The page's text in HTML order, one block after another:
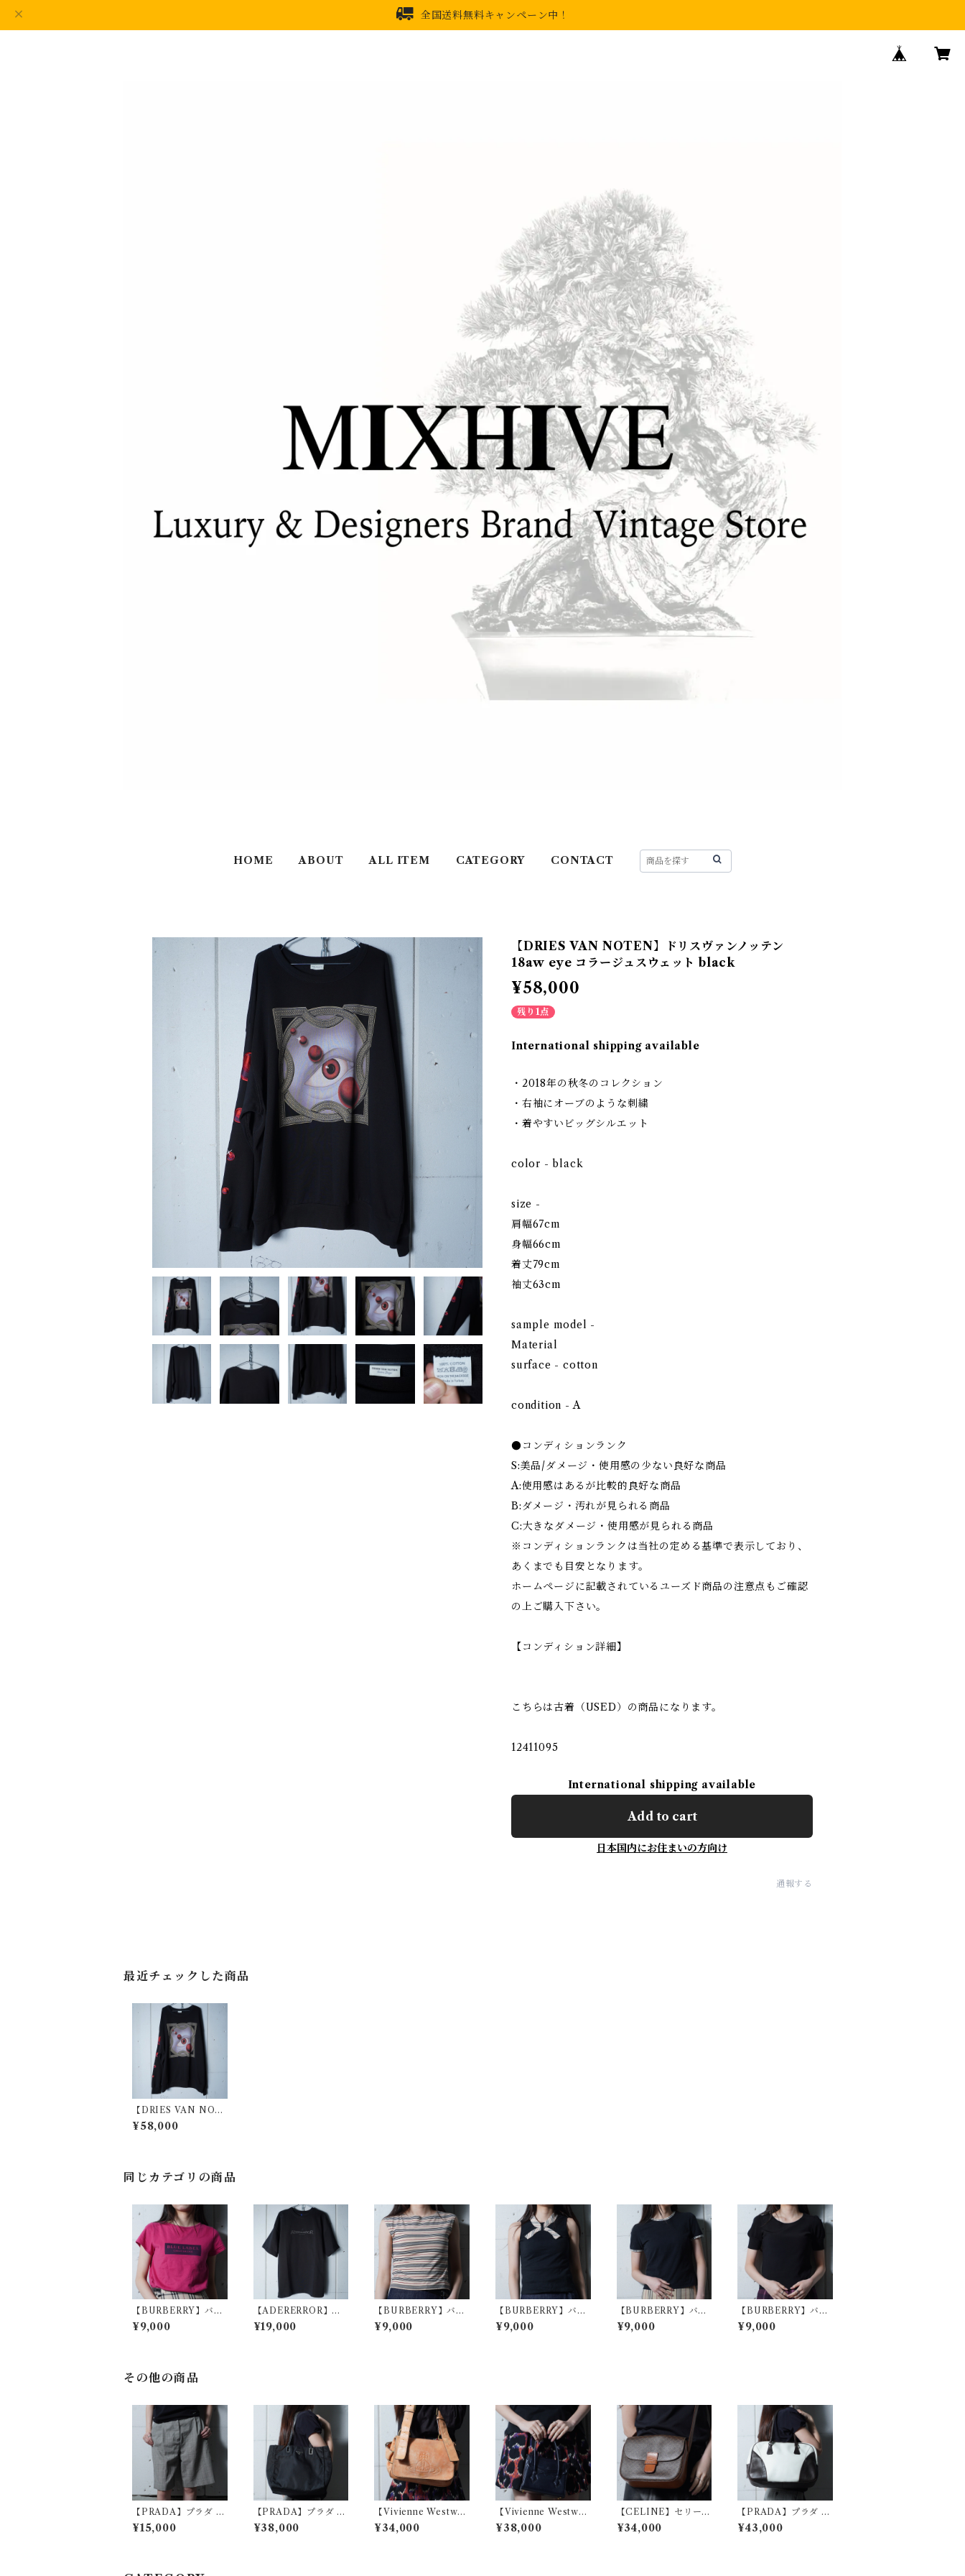
全国送料無料キャンペーン中！
HOME ABOUT ALL ITEM CATEGORY CONTACT
【DRIES VAN NOTEN】ドリスヴァンノッテン
18aw eye コラージュスウェット black
¥58,000
残り1点
International shipping available
・2018年の秋冬のコレクション
・右袖にオーブのような刺繍
・着やすいビッグシルエット
color - black
size -
肩幅67cm
身幅66cm
着丈79cm
袖丈63cm
sample model -
Material
surface - cotton
condition - A
●コンディションランク
S:美品/ダメージ・使用感の少ない良好な商品
A:使用感はあるが比較的良好な商品
B:ダメージ・汚れが見られる商品
C:大きなダメージ・使用感が見られる商品
※コンディションランクは当社の定める基準で表示しており、
あくまでも目安となります。
ホームページに記載されているユーズド商品の注意点もご確認
の上ご購入下さい。
【コンディション詳細】
こちらは古着（USED）の商品になります。
12411095
International shipping available
Add to cart
日本国内にお住まいの方向け
通報する
最近チェックした商品
【DRIES VAN NOT
EN】ドリスヴァンノ
ッテン 18aw eye コラ
¥58,000
同じカテゴリの商品
【BURBERRY】バー
バリー ボックスロゴプ
リント ショートスリー
¥9,000
【ADERERROR】ア
ーダーエラー 未使用品
ロゴ刺繍Tシャツ blac
¥19,000
【BURBERRY】バー
バリー マルチボーダー
ノースリーブカットソ
¥9,000
【BURBERRY】バー
バリー ノヴァチェック
リボンノースリーブカ
¥9,000
【BURBERRY】バー
バリー ノバチェックリ
ンガーTシャツ black
¥9,000
【BURBERRY】バー
バリー ホースロゴ刺繍
ショートスリーブニッ
¥9,000
その他の商品
【PRADA】プラダ グ
レンチェックタックハ
ーフパンツ gray
¥15,000
【PRADA】プラダ 三
角プレートロゴ レザー
ハンドルナイロントー
¥38,000
【Vivienne Westwo
od】ヴィヴィアンウエ
ストウッド エンボスオ
¥34,000
【Vivienne Westwo
od】ヴィヴィアンウエ
ストウッド オーブロゴ
¥38,000
【CELINE】セリーヌ
ロゴ入マカダムレザー
ショルダーバッグ bro
¥34,000
【PRADA】プラダ ロ
ゴ入バイカラーレザー
ポーリングバッグ w
¥43,000